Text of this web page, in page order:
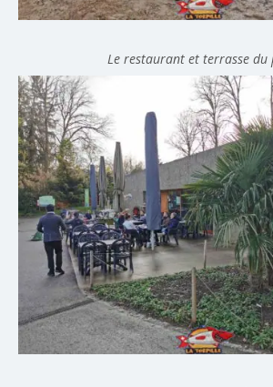
Le restaurant et terrasse du